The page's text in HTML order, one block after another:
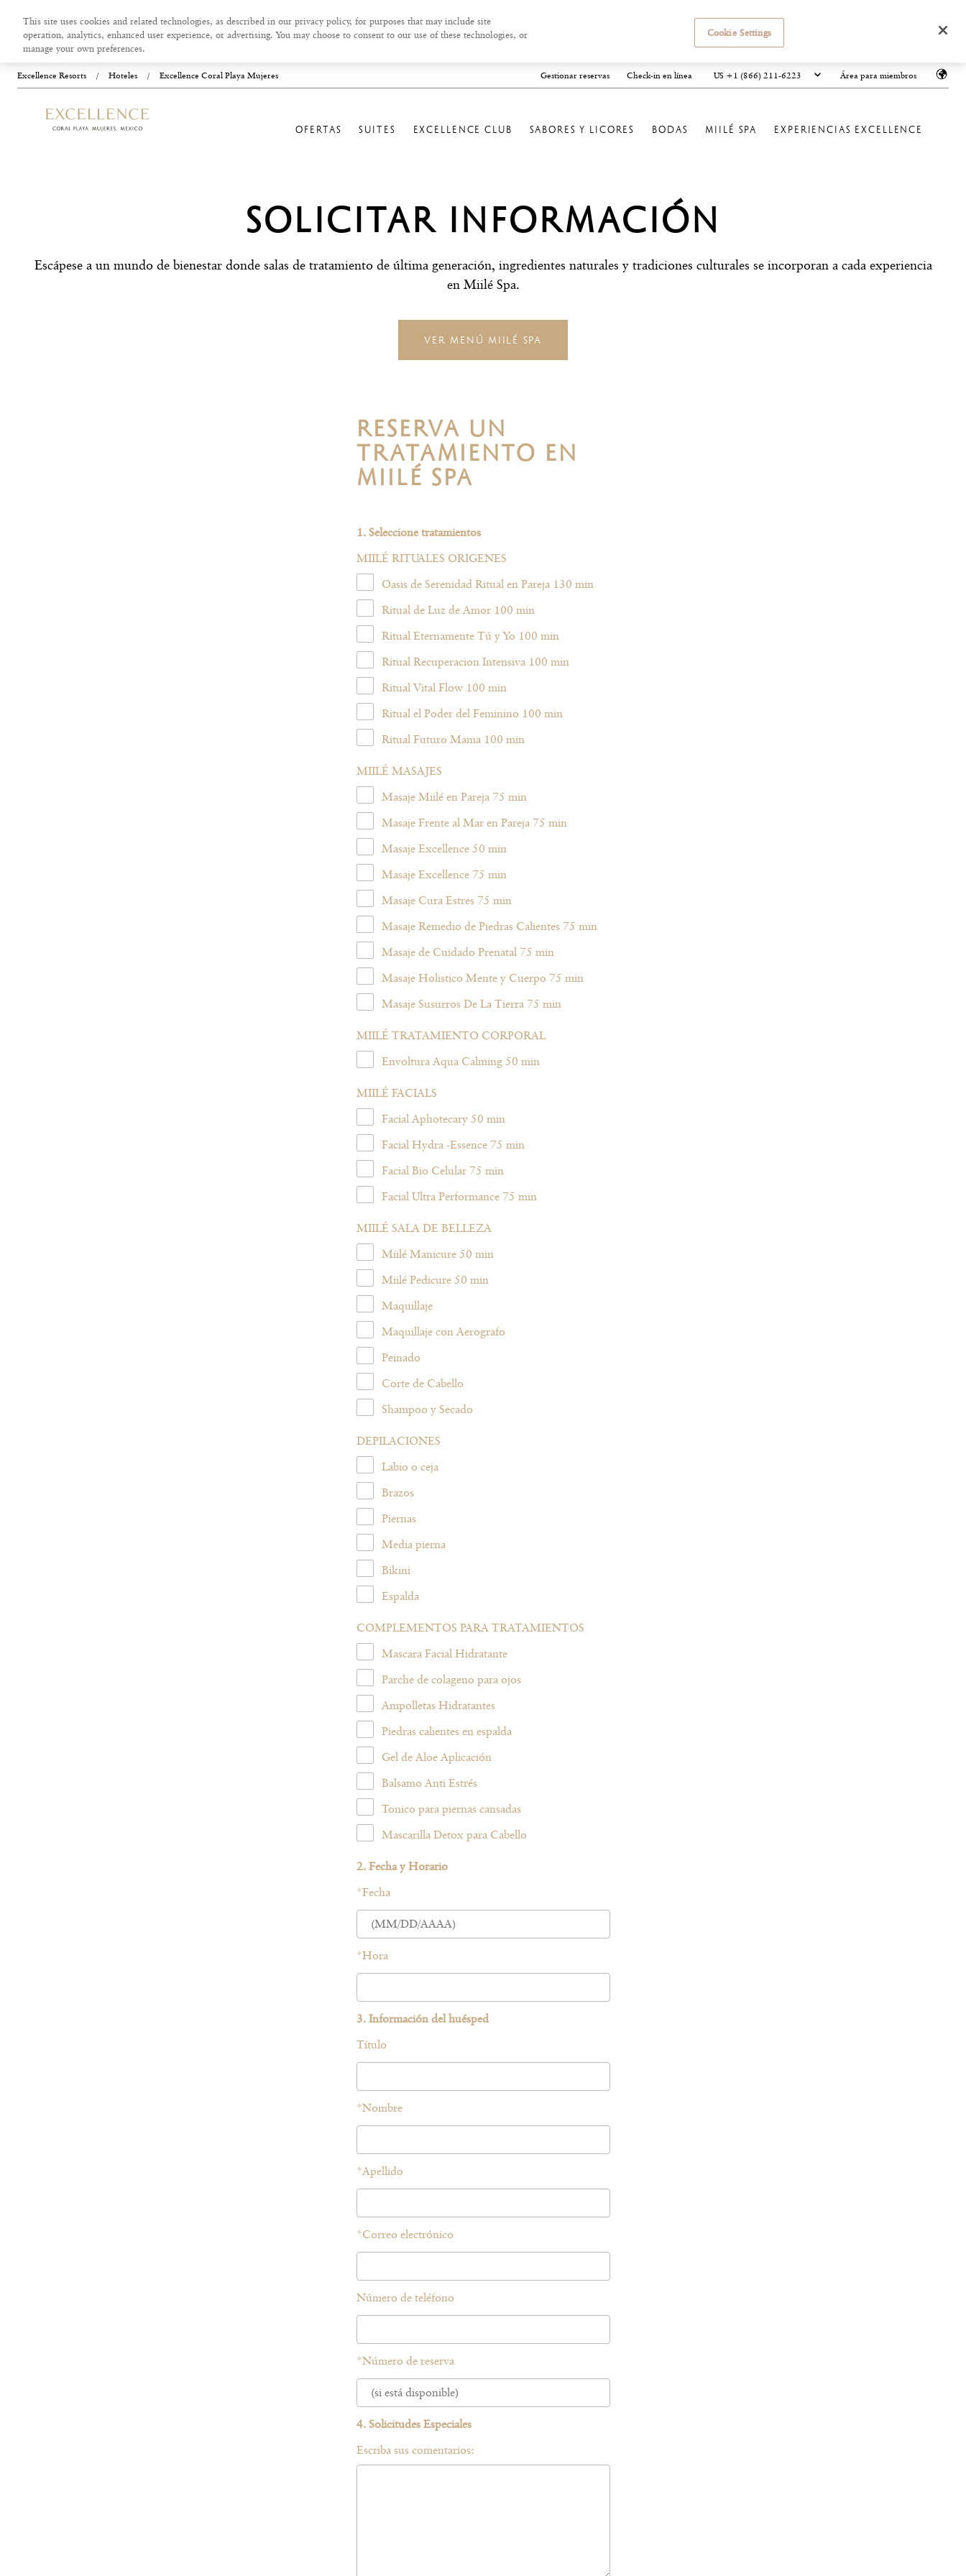
Excellence Resorts / Hoteles / Excellence Coral Playa Mujeres Gestionar reservas Check-in en línea US +1 (866) 211-6223 Área para miembros
OFERTAS SUITES EXCELLENCE CLUB SABORES Y LICORES BODAS MIILÉ SPA EXPERIENCIAS EXCELLENCE
SOLICITAR INFORMACIÓN
Escápese a un mundo de bienestar donde salas de tratamiento de última generación, ingredientes naturales y tradiciones culturales se incorporan a cada experiencia
en Miilé Spa.
VER MENÚ MIILÉ SPA
RESERVA UN
TRATAMIENTO EN
MIILÉ SPA
1. Seleccione tratamientos
MIILÉ RITUALES ORIGENES
Oasis de Serenidad Ritual en Pareja 130 min
Ritual de Luz de Amor 100 min
Ritual Eternamente Tú y Yo 100 min
Ritual Recuperacion Intensiva 100 min
Ritual Vital Flow 100 min
Ritual el Poder del Feminino 100 min
Ritual Futuro Mama 100 min
MIILÉ MASAJES
Masaje Miilé en Pareja 75 min
Masaje Frente al Mar en Pareja 75 min
Masaje Excellence 50 min
Masaje Excellence 75 min
Masaje Cura Estres 75 min
Masaje Remedio de Piedras Calientes 75 min
Masaje de Cuidado Prenatal 75 min
Masaje Holistico Mente y Cuerpo 75 min
Masaje Susurros De La Tierra 75 min
MIILÉ TRATAMIENTO CORPORAL
Envoltura Aqua Calming 50 min
MIILÉ FACIALS
Facial Aphotecary 50 min
Facial Hydra -Essence 75 min
Facial Bio Celular 75 min
Facial Ultra Performance 75 min
MIILÉ SALA DE BELLEZA
Miilé Manicure 50 min
Miilé Pedicure 50 min
Maquillaje
Maquillaje con Aerografo
Peinado
Corte de Cabello
Shampoo y Secado
DEPILACIONES
Labio o ceja
Brazos
Piernas
Media pierna
Bikini
Espalda
COMPLEMENTOS PARA TRATAMIENTOS
Mascara Facial Hidratante
Parche de colageno para ojos
Ampolletas Hidratantes
Piedras calientes en espalda
Gel de Aloe Aplicación
Balsamo Anti Estrés
Tonico para piernas cansadas
Mascarilla Detox para Cabello
2. Fecha y Horario
*Fecha
*Hora
3. Información del huésped
Título
*Nombre
*Apellido
*Correo electrónico
Número de teléfono
*Número de reserva
4. Solicitudes Especiales
Escriba sus comentarios:
This site uses cookies and related technologies, as described in our privacy policy, for purposes that may include site
operation, analytics, enhanced user experience, or advertising. You may choose to consent to our use of these technologies, or
manage your own preferences.
Cookie Settings